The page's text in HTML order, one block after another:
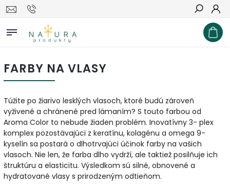
Hľadať
FARBY NA VLASY
Túžite po žiarivo lesklých vlasoch, ktoré budú zároveň
vyživené a chránené pred lámaním? S touto farbou od
Aroma Color to nebude žiaden problém. Inovatívny 3- plex
komplex pozostávajúci z keratínu, kolagénu a omega 9-
kyselín sa postará o dlhotrvajúci účinok farby na vašich
vlasoch. Nie len, že farba dlho vydrží, ale taktiež posilňuje ich
štruktúru a elasticitu. Výsledkom sú silné, obnovené a
hydratované vlasy s prirodzeným odtieňom.